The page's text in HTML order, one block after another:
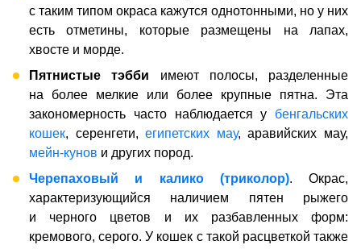
с таким типом окраса кажутся однотонными, но у них
есть отметины, которые размещены на лапах,
хвосте и морде.
Пятнистые
тэбби имеют полосы, разделенные
на более мелкие или более крупные пятна. Эта
закономерность часто наблюдается у бенгальских
кошек, серенгети,египетских мау, аравийских мау,
мейн-кунов и других пород.
Черепаховый и калико (триколор). Окрас,
характеризующийся наличием пятен рыжего
и черного цветов и их разбавленных форм:
кремового, серого. У кошек с такой расцветкой также